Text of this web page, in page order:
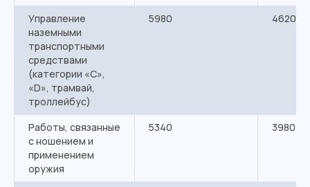
Управление
наземными
транспортными
средствами
(категории «С»,
«D», трамвай,
троллейбус)
5980 4620
Работы, связанные
с ношением и
применением
оружия
5340 3980